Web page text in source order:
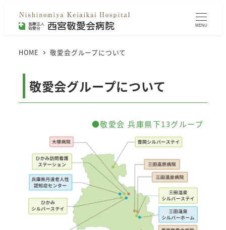
MENU
HOME 敬愛会グループについて
敬愛会グループについて
●敬愛会 兵庫県下13グループ